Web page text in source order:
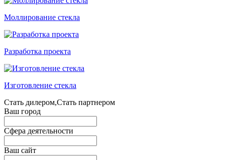
Моллирование стекла
Разработка проекта
Изготовление стекла
Стать дилером,Стать партнером
Ваш город
Сфера деятельности
Ваш сайт